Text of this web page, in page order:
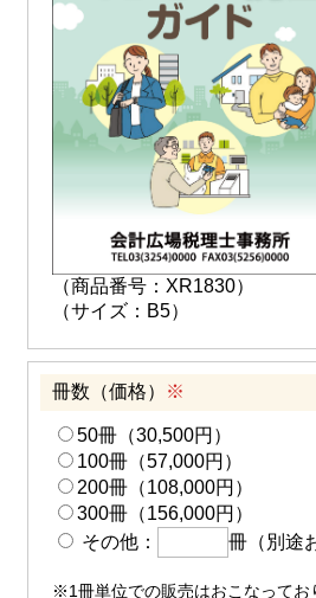
（商品番号：XR1830）
（サイズ：B5）
冊数（価格） ※
50冊（30,500円）
100冊（57,000円）
200冊（108,000円）
300冊（156,000円）
その他：
冊（別途
※1冊単位での販売はおこなってお